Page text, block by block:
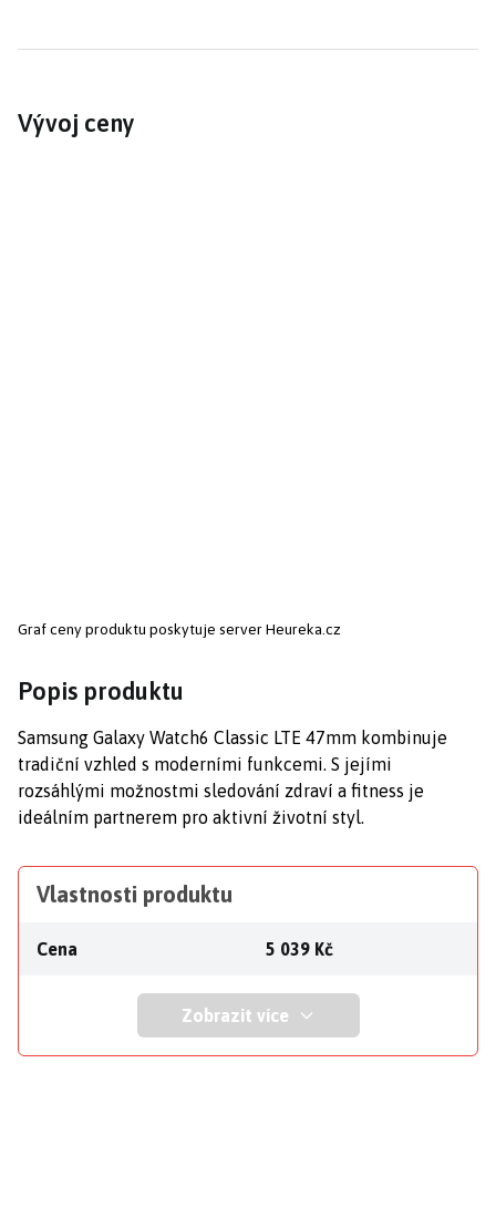
Vývoj ceny
Graf ceny produktu poskytuje server Heureka.cz
Popis produktu
Samsung Galaxy Watch6 Classic LTE 47mm kombinuje
tradiční vzhled s moderními funkcemi. S jejími
rozsáhlými možnostmi sledování zdraví a fitness je
ideálním partnerem pro aktivní životní styl.
Vlastnosti produktu
Cena 5 039 Kč
Zobrazit více